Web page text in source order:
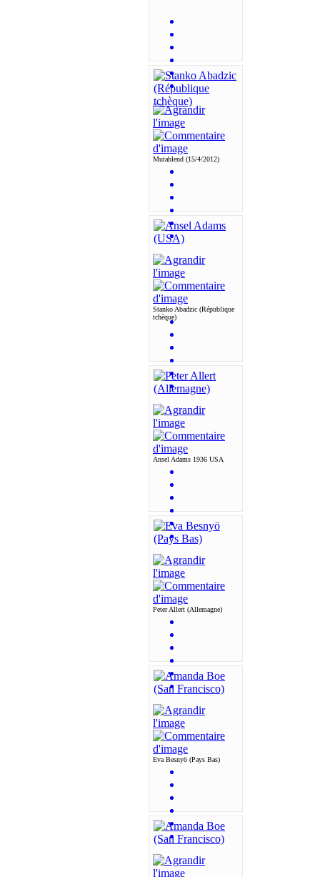
Mutablend (15/4/2012)
Stanko Abadzic (République
tchèque)
Ansel Adams 1936 USA
Peter Allert (Allemagne)
Eva Besnyö (Pays Bas)